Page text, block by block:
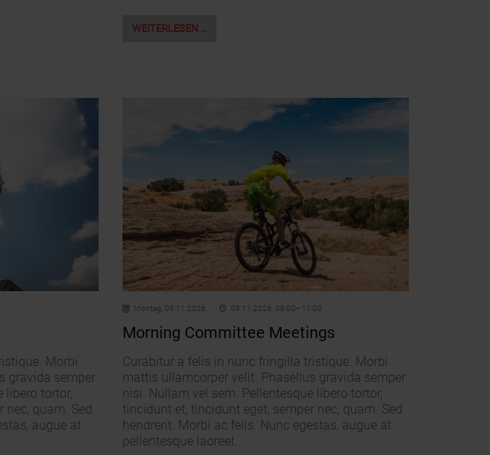
WEITERLESEN …
Morbi
gravida semper
libero tortor,
nec, quam. Sed
augue at
Montag, 09.11.2026 09.11.2026, 08:00–11:00
Morning Committee Meetings
Curabitur a felis in nunc fringilla tristique. Morbi
mattis ullamcorper velit. Phasellus gravida semper
nisi. Nullam vel sem. Pellentesque libero tortor,
tincidunt et, tincidunt eget, semper nec, quam. Sed
hendrerit. Morbi ac felis. Nunc egestas, augue at
pellentesque laoreet.